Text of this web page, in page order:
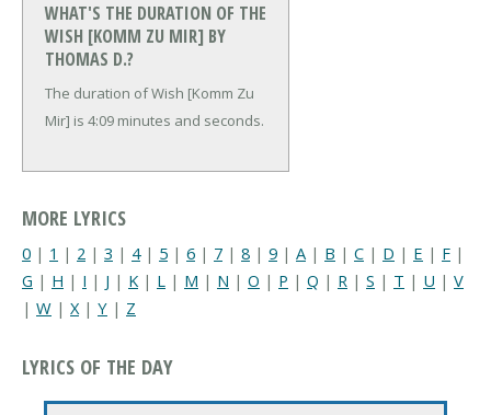
WHAT'S THE DURATION OF THE
WISH [KOMM ZU MIR] BY
THOMAS D.?
The duration of Wish [Komm Zu
Mir] is 4:09 minutes and seconds.
MORE LYRICS
0 | 1 | 2 | 3 | 4| 5 | 6 | 7 | 8 | 9 | A | B | C | D | E | F |
G | H | I | J | K | L | M | N | O | P | Q | R | S | T | U | V
| W | X | Y | Z
LYRICS OF THE DAY